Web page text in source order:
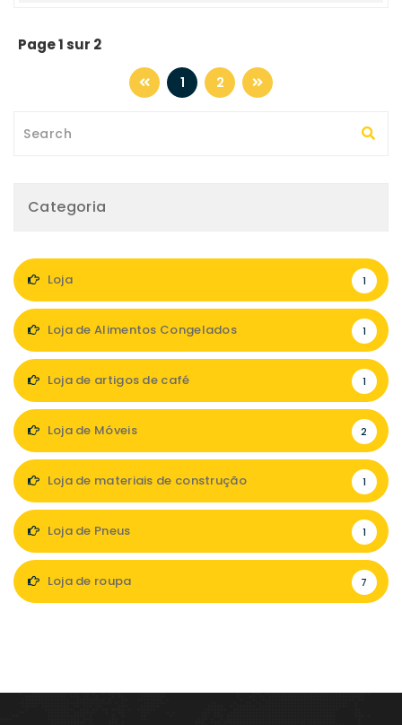
Page 1 sur 2
1 2
Categoria
Loja 1
Loja de Alimentos Congelados 1
Loja de artigos de café 1
Loja de Móveis 2
Loja de materiais de construção 1
Loja de Pneus 1
Loja de roupa 7